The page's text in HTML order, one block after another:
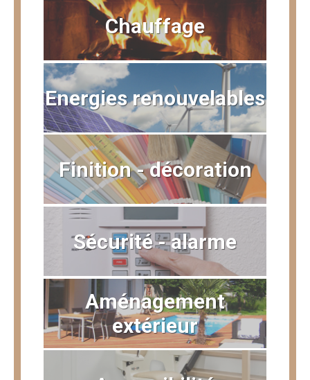
Chauffage
Energies renouvelables
Finition - décoration
Sécurité - alarme
Aménagement
extérieur